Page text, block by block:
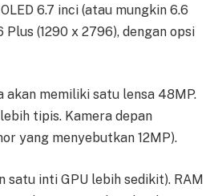
6.7 inci (atau mungkin 6.6
(1290 x 2796), dengan opsi
akan memiliki satu lensa 48MP.
tipis. Kamera depan
yang menyebutkan 12MP).
satu inti GPU lebih sedikit). RAM